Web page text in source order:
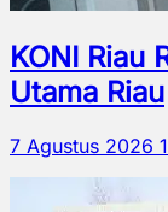
KONI Riau
Utama Riau
7 Agustus 2026